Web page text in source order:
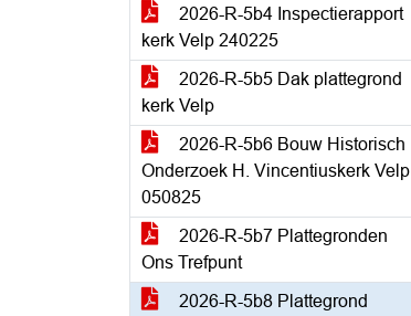
2026-R-5b4 Inspectierapport
kerk Velp 240225
2026-R-5b5 Dak plattegrond
kerk Velp
2026-R-5b6 Bouw Historisch
Onderzoek H. Vincentiuskerk Velp
050825
2026-R-5b7 Plattegronden
Ons Trefpunt
2026-R-5b8 Plattegrond